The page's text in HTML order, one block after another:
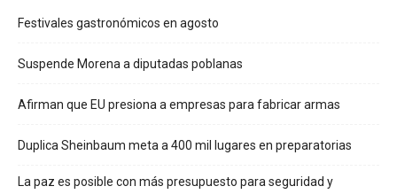
Festivales gastronómicos en agosto
Suspende Morena a diputadas poblanas
Afirman que EU presiona a empresas para fabricar armas
Duplica Sheinbaum meta a 400 mil lugares en preparatorias
La paz es posible con más presupuesto para seguridad y